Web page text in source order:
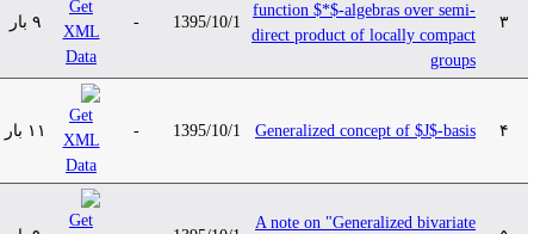
function $*$-algebras over semi-
direct product of locally compact
groups
1395/10/1
Generalized concept of $J$-basis
1395/10/1 ۱۱ بار
A note on "Generalized bivariate